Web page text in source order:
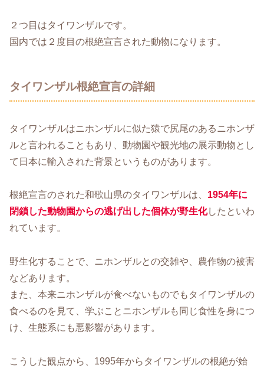
２つ目はタイワンザルです。
国内では２度目の根絶宣言された動物になります。
タイワンザル根絶宣言の詳細
タイワンザルはニホンザルに似た猿で尻尾のあるニホンザ
ルと言われることもあり、動物園や観光地の展示動物とし
て日本に輸入された背景というものがあります。
根絶宣言のされた和歌山県のタイワンザルは、 1954年に
閉鎖した動物園からの逃げ出した個体が野生化したといわ
れています。
野生化することで、ニホンザルとの交雑や、農作物の被害
などあります。
また、本来ニホンザルが食べないものでもタイワンザルの
食べるのを見て、学ぶことニホンザルも同じ食性を身につ
け、生態系にも悪影響があります。
こうした観点から、1995年からタイワンザルの根絶が始